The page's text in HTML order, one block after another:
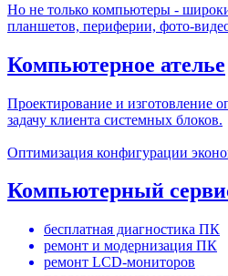
Но не только компьютеры -
планшетов, периферии, фото-
Компьютерное ателье
Проектирование и изготовление
задачу клиента системных блоков.
Оптимизация конфигурации
Компьютерный
бесплатная диагностика ПК
ремонт и модернизация ПК
ремонт LCD-мониторов